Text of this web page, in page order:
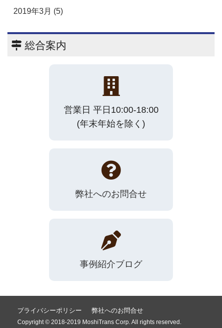
2019年3月 (5)
総合案内
営業日 平日10:00-18:00
(年末年始を除く)
弊社へのお問合せ
事例紹介ブログ
プライバシーポリシー 弊社へのお問合せ
Copyright © 2018-2019 MoshiTrans Corp. All rights reserved.